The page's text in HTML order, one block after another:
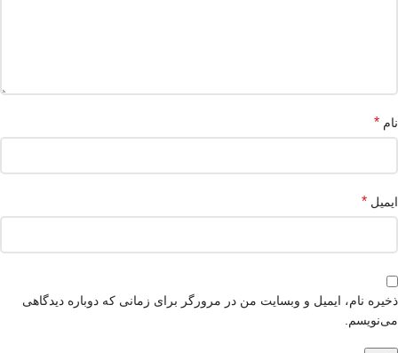
نام *
ایمیل *
ذخیره نام، ایمیل و وبسایت من در مرورگر برای زمانی که دوباره دیدگاهی
می‌نویسم.